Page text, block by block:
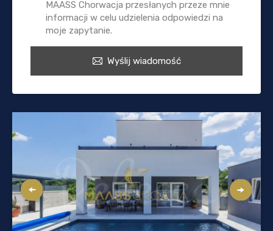
MAASS Chorwacja przesłanych przeze mnie
informacji w celu udzielenia odpowiedzi na
moje zapytanie.
Wyślij wiadomość